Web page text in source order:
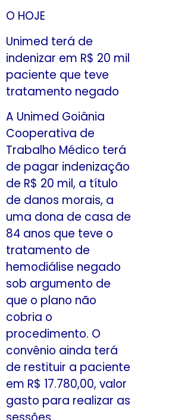
O HOJE
Unimed terá de
indenizar em R$ 20 mil
paciente que teve
tratamento negado
A Unimed Goiânia
Cooperativa de
Trabalho Médico terá
de pagar indenização
de R$ 20 mil, a título
de danos morais, a
uma dona de casa de
84 anos que teve o
tratamento de
hemodiálise negado
sob argumento de
que o plano não
cobria o
procedimento. O
convênio ainda terá
de restituir a paciente
em R$ 17.780,00, valor
gasto para realizar as